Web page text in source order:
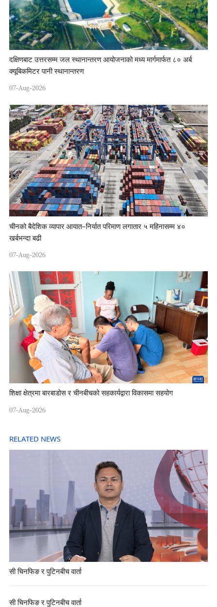
दक्षिणबाट उत्तरसम्म जल स्थानान्तरण आयोजनाको मध्य मार्गमार्फत ८० अर्ब
क्यूबिकमिटर पानी स्थानान्तरण
07-Aug-2026
चीनको बैदेशिक व्यापार आयात–निर्यात परिमाण लगातार ५ महिनासम्म ४०
खर्बभन्दा बढी
07-Aug-2026
शिक्षा क्षेत्रमा बारबाडोस र चीनबीचको सहकार्यद्वारा विकासमा सहयोग
07-Aug-2026
RELATED NEWS
सी चिनफिङ र पुटिनबीच वार्ता
सी चिनफिङ र पुटिनबीच वार्ता